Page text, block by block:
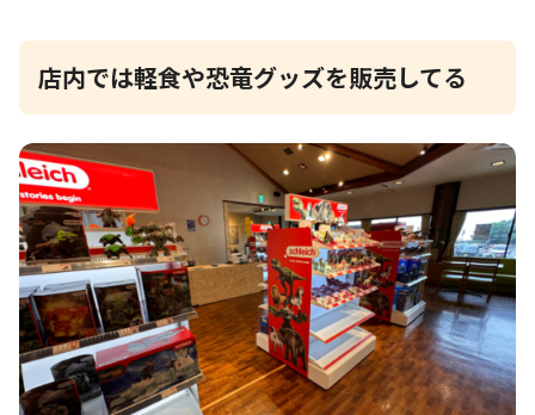
店内では軽食や恐竜グッズを販売してる